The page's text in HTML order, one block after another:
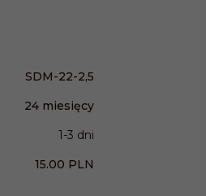
SDM-22-2,5
24 miesięcy
1-3 dni
15.00 PLN